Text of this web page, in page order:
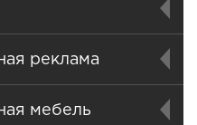
реклама
мебель